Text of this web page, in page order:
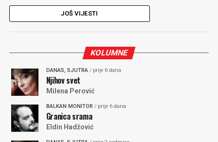
JOŠ VIJESTI
KOLUMNE
DANAS, SJUTRA/ prije 6 dana
Njihov svet
Milena Perović
BALKAN MONITOR/ prije 6 dana
Granica srama
Eldin Hadžović